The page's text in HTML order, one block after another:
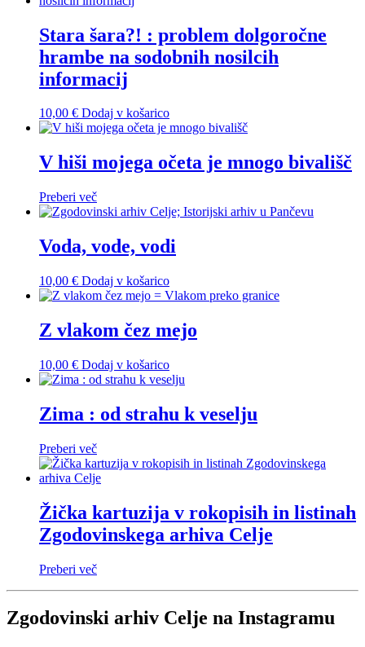
Stara šara?! : problem dolgoročne
hrambe na sodobnih nosilcih
informacij
10,00 € Dodaj v košarico
V hiši mojega očeta je mnogo bivališč
Preberi več
Voda, vode, vodi
10,00 € Dodaj v košarico
Z vlakom čez mejo
10,00 € Dodaj v košarico
Zima : od strahu k veselju
Preberi več
Žička kartuzija v rokopisih in listinah
Zgodovinskega arhiva Celje
Preberi več
Zgodovinski arhiv Celje na Instagramu